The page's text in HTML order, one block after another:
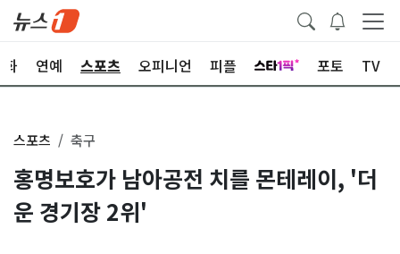
화 연예 스포츠 오피니언 피플 포토 TV
스포츠 축구
홍명보호가 남아공전 치를 몬테레이, '더
운 경기장 2위'